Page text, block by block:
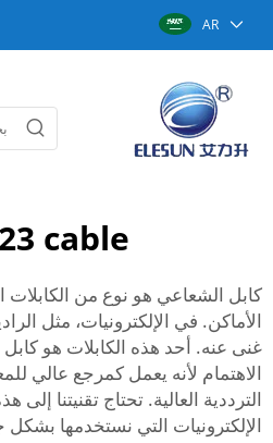
AR
cable
كابل الشعاعي هو نوع من
الأماكن. في الإلكترونيات، مثل
الاهتمام لأنه يعمل كمرجع عالي
الترددية العالية. تحتاج تقنيتنا
الإلكترونيات التي نستخدمها بشكل